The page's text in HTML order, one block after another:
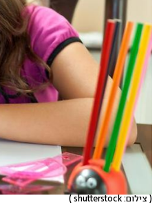
( צילום: shutterstock )